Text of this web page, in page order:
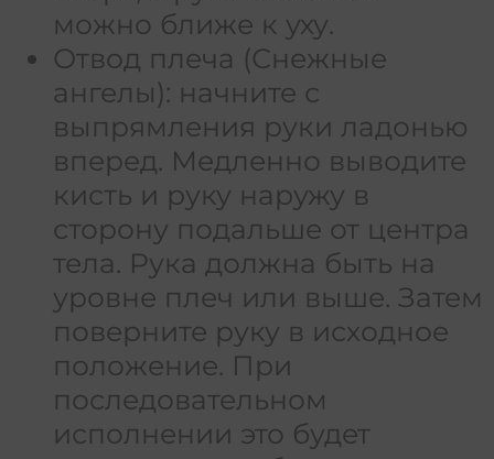
можно ближе к уху.
Отвод плеча (Снежные
ангелы): начните с
выпрямления руки ладонью
вперед. Медленно выводите
кисть и руку наружу в
сторону подальше от центра
тела. Рука должна быть на
уровне плеч или выше. Затем
поверните руку в исходное
положение. При
последовательном
исполнении это будет